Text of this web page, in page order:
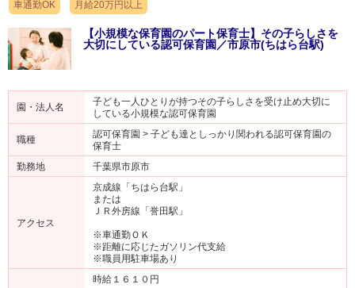
車通勤OK 月給20万円以上
【小規模な保育園のパート保育士】その子らしさを
大切にしている認可保育園／市原市(ちはら台駅)
園・法人名
子ども一人ひとりが持つその子らしさを受け止め大切に
している小規模な認可保育園
職種
認可保育園 > 子ども達としっかり関われる認可保育園の
保育士
勤務地
千葉県市原市
アクセス
京成線「ちはら台駅」
または
ＪＲ外房線「誉田駅」
※車通勤ＯＫ
※距離に応じたガソリン代支給
※職員用駐車場あり
時給１６１０円